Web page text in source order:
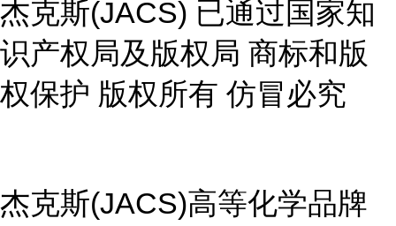
杰克斯(JACS) 已通过国家知
识产权局及版权局 商标和版
权保护 版权所有 仿冒必究
杰克斯(JACS)高等化学品牌